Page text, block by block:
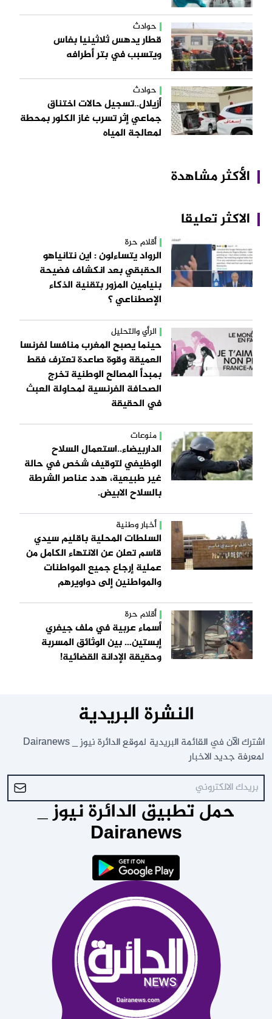
حوادث
قطار يدهس ثلاثينيا بفاس
ويتسبب في بتر أطرافه
حوادث
أزيلال..تسجيل حالات اختناق
جماعي إثر تسرب غاز الكلور بمحطة
لمعالجة المياه
الأكثر مشاهدة
الاكثر تعليقا
أقلام حرة
الرواد يتساءلون : اين نتانياهو
الحقبقي بعد انكشاف فضيحة
بنيامين المزور بتقنية الذكاء
الإصطناعي ؟
الرأي والتحليل
حينما يصبح المغرب منافسا لفرنسا
العميقة وقوة صاعدة تعترف فقط
بمبدأ المصالح الوطنية تخرج
الصحافة الفرنسية لمحاولة العبث
في الحقيقة
منوعات
الداربيضاء..استعمال السلاح
الوظيفي لتوقيف شخص في حالة
غير طبيعية، هدد عناصر الشرطة
بالسلاح الابيض.
أخبار وطنية
السلطات المحلية باقليم سيدي
قاسم تعلن عن الانتهاء الكامل من
عملية إرجاع جميع المواطنات
والمواطنين إلى دواويرهم
أقلام حرة
أسماء عربية في ملف جيفري
إبستين… بين الوثائق المسربة
وحقيقة الإدانة القضائية!
النشرة البريدية
اشترك الآن في القائمة البريدية لموقع الدائرة نيوز _ Dairanews
لمعرفة جديد الاخبار
حمل تطبيق الدائرة نيوز _
Dairanews